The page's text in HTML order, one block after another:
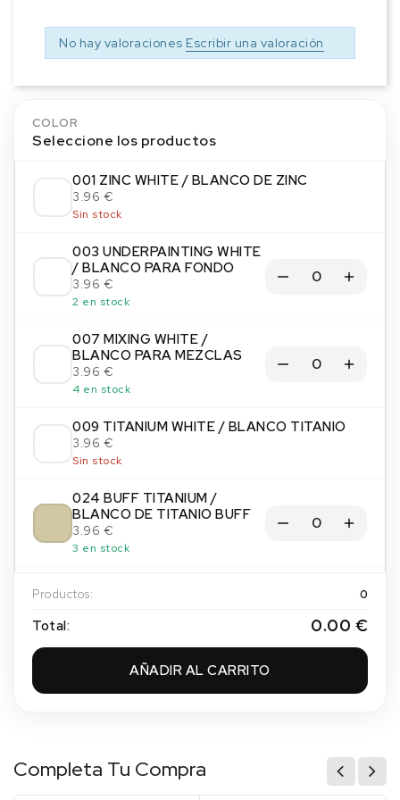
No hay valoraciones Escribir una valoración
COLOR
Seleccione los productos
001 ZINC WHITE / BLANCO DE ZINC
3.96 €
Sin stock
003 UNDERPAINTING WHITE
/ BLANCO PARA FONDO
3.96 €
2 en stock
007 MIXING WHITE /
BLANCO PARA MEZCLAS
3.96 €
4 en stock
009 TITANIUM WHITE / BLANCO TITANIO
3.96 €
Sin stock
024 BUFF TITANIUM /
BLANCO DE TITANIO BUFF
3.96 €
3 en stock
034 IVORY BLACK / NEGRO
MARFIL
035 LAMP BLACK / NEGRO
HUMO
065 PAYNES GREY / GRIS DE
PAYNE
3.96 €
Productos: 0
Total: 0.00 €
AÑADIR AL CARRITO
Completa Tu Compra